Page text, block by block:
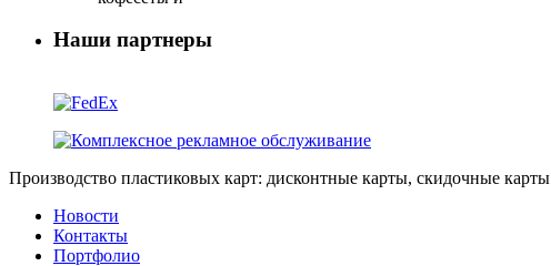
Наши партнеры
Производство пластиковых карт: дисконтные карты, скидочные карты
Новости
Контакты
Портфолио